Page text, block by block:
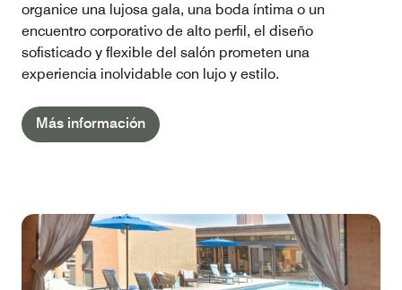
organice una lujosa gala, una boda íntima o un
encuentro corporativo de alto perfil, el diseño
sofisticado y flexible del salón prometen una
experiencia inolvidable con lujo y estilo.
Más información